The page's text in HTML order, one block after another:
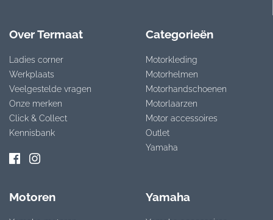
Over Termaat
Ladies corner
Werkplaats
Veelgestelde vragen
Onze merken
Click & Collect
Kennisbank
Categorieën
Motorkleding
Motorhelmen
Motorhandschoenen
Motorlaarzen
Motor accessoires
Outlet
Yamaha
Motoren Yamaha